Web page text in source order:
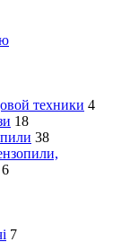
техники 4
18
38
6
7